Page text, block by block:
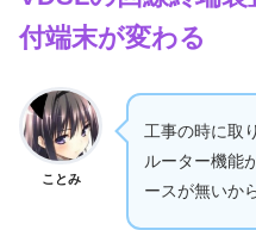
付端末が変わる
ことみ
工事の時に取
ルーター機能
ースが無いか